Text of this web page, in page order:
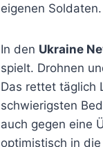
eigenen Soldaten.
In den Ukraine
spielt. Drohnen
Das rettet täglich
schwierigsten
auch gegen eine
optimistisch in